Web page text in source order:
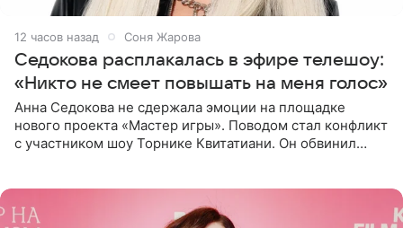
12 часов назад Соня Жарова
Седокова расплакалась в эфире телешоу:
«Никто не смеет повышать на меня голос»
Анна Седокова не сдержала эмоции на площадке
нового проекта «Мастер игры». Поводом стал конфликт
с участником шоу Торнике Квитатиани. Он обвинил